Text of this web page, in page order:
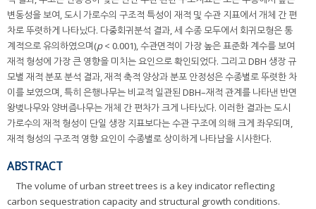
변동성을 보여, 도시 가로수의 구조적 특성이 재적 및 수관 지표에서 개체 간 편
차로 뚜렷하게 나타났다. 다중회귀분석 결과, 세 수종 모두에서 회귀모형은 통
계적으로 유의하였으며(p< 0.001), 수관면적이 가장 높은 표준화 계수를 보여
재적 형성에 가장 큰 영향을 미치는 요인으로 확인되었다. 그리고 DBH 생장 규
모별 재적 분포 분석 결과, 재적 축적 양상과 분포 안정성은 수종별로 뚜렷한 차
이를 보였으며, 특히 은행나무는 비교적 일관된 DBH–재적 관계를 나타낸 반면
왕벚나무와 양버즘나무는 개체 간 편차가 크게 나타났다. 이러한 결과는 도시
가로수의 재적 형성이 단일 생장 지표보다는 수관 구조에 의해 크게 좌우되며,
재적 형성의 구조적 영향 요인이 수종별로 상이하게 나타남을 시사한다.
ABSTRACT
The volume of urban street trees is a key indicator reflecting
carbon sequestration capacity and structural growth conditions.